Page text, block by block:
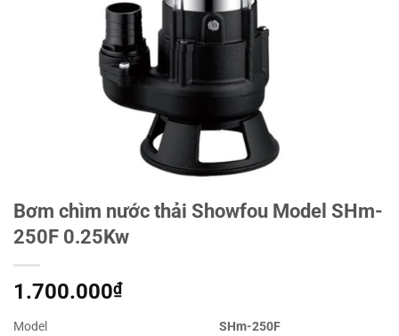
Bơm chìm nước thải Showfou Model SHm-
250F 0.25Kw
1.700.000₫
Model
SHm-250F